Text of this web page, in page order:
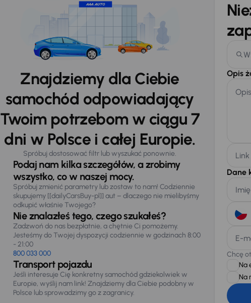
Znajdziemy dla Ciebie
samochód odpowiadający
Twoim potrzebom w ciągu 7
dni w Polsce i całej Europie.
Spróbuj dostosować filtr lub wyszukać ponownie.
Podaj nam kilka szczegółów, a zrobimy
wszystko, co w naszej mocy.
Spróbuj zmienić parametry lub zostaw to nam! Codziennie
skupujemy [[dailyCarsBuy-pl]] aut – dlaczego nie mielibyśmy
odkupić właśnie Twojego?
Nie znalazłeś tego, czego szukałeś?
Zadzwoń do nas bezpłatnie, a chętnie Ci pomożemy.
Jesteśmy do Twojej dyspozycji codziennie w godzinach 8:00
- 21:00
800 033 000
Transport pojazdu
Jeśli interesuje Cię konkretny samochód gdziekolwiek w
Europie, wyślij nam link! Znajdziemy dla Ciebie podobny w
Polsce lub sprowadzimy go z zagranicy.
Opis
Dane
E-
Chcę
Na
Na